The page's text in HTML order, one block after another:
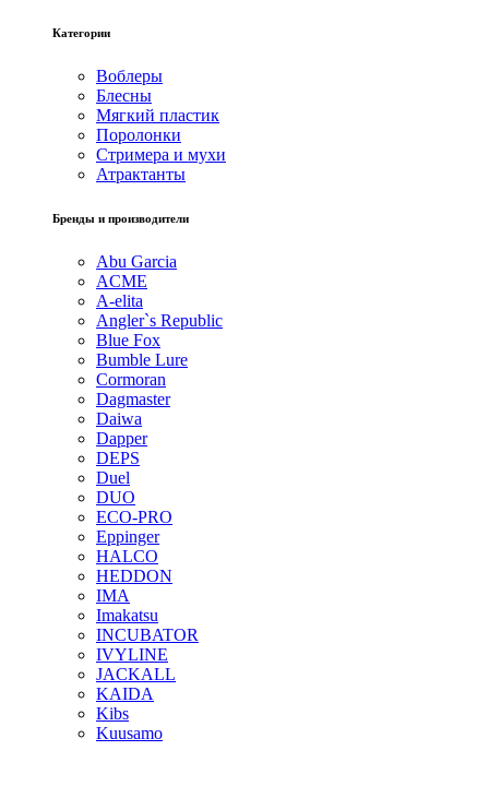
Категории
Воблеры
Блесны
Мягкий пластик
Поролонки
Стримера и мухи
Атрактанты
Бренды и производители
Abu Garcia
ACME
A-elita
Angler`s Republic
Blue Fox
Bumble Lure
Cormoran
Dagmaster
Daiwa
Dapper
DEPS
Duel
DUO
ECO-PRO
Eppinger
HALCO
HEDDON
IMA
Imakatsu
INCUBATOR
IVYLINE
JACKALL
KAIDA
Kibs
Kuusamo